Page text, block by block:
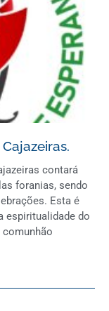
contará
foranias, sendo
Esta é
espiritualidade do